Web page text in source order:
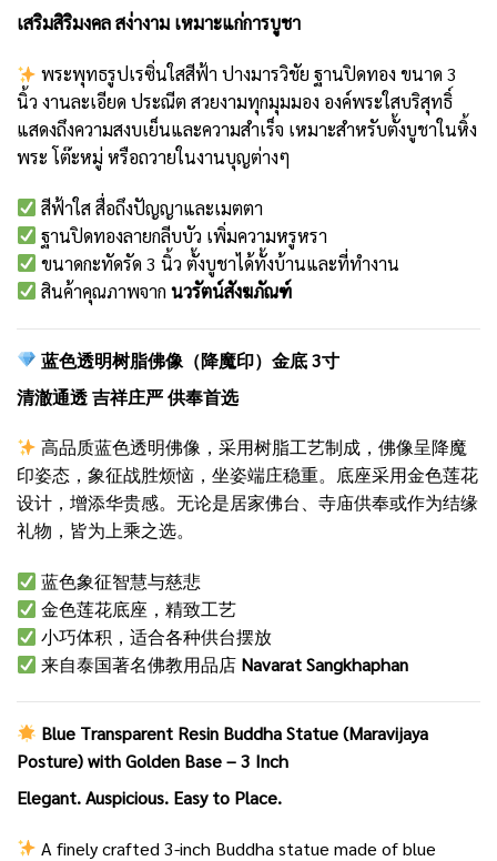
เสริมสิริมงคล สง่างาม เหมาะแก่การบูชา
พระพุทธรูปเรซิ่นใสสีฟ้า ปางมารวิชัย ฐานปิดทอง ขนาด 3
นิ้ว งานละเอียด ประณีต สวยงามทุกมุมมอง องค์พระใสบริสุทธิ์
แสดงถึงความสงบเย็นและความสำเร็จ เหมาะสำหรับตั้งบูชาในหิ้ง
พระ โต๊ะหมู่ หรือถวายในงานบุญต่างๆ
สีฟ้าใส สื่อถึงปัญญาและเมตตา
ฐานปิดทองลายกลีบบัว เพิ่มความหรูหรา
ขนาดกะทัดรัด 3 นิ้ว ตั้งบูชาได้ทั้งบ้านและที่ทำงาน
สินค้าคุณภาพจากนวรัตน์สังฆภัณฑ์
蓝色透明树脂佛像（降魔印）金底 3寸
清澈通透 吉祥庄严 供奉首选
高品质蓝色透明佛像，采用树脂工艺制成，佛像呈降魔
印姿态，象征战胜烦恼，坐姿端庄稳重。底座采用金色莲花
设计，增添华贵感。无论是居家佛台、寺庙供奉或作为结缘
礼物，皆为上乘之选。
蓝色象征智慧与慈悲
金色莲花底座，精致工艺
小巧体积，适合各种供台摆放
来自泰国著名佛教用品店 Navarat Sangkhaphan
Blue Transparent Resin Buddha Statue (Maravijaya
Posture) with Golden Base – 3 Inch
Elegant. Auspicious. Easy to Place.
A finely crafted 3-inch Buddha statue made of blue